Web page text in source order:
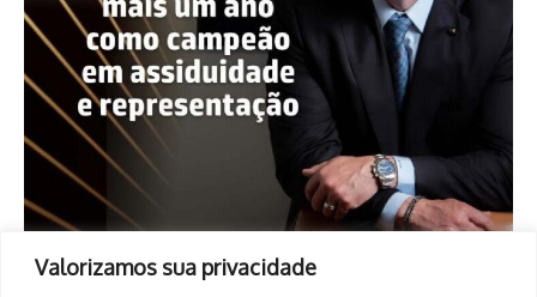
Valorizamos sua privacidade